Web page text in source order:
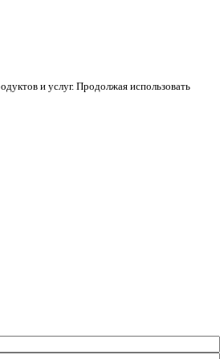
и услуг. Продолжая использовать